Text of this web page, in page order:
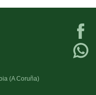
(A Coruña)